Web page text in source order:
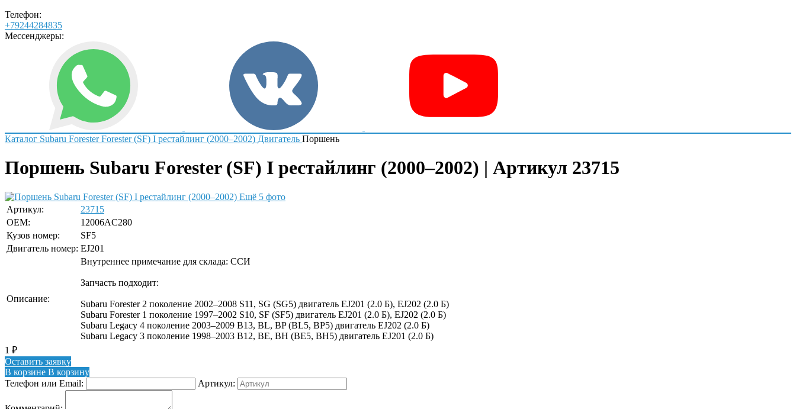
Телефон:
+79244284835
Мессенджеры:
Каталог Subaru Forester Forester (SF) I рестайлинг (2000–2002) Двигатель Поршень
Поршень Subaru Forester (SF) I рестайлинг (2000–2002) | Артикул 23715
Ещё 5 фото
Артикул:
23715
OEM:
12006AC280
Кузов номер:
SF5
Двигатель номер: EJ201
Описание:
Внутреннее примечание для склада: ССИ
Запчасть подходит:
Subaru Forester 2 поколение 2002–2008 S11, SG (SG5) двигатель EJ201 (2.0 Б), EJ202 (2.0 Б)
Subaru Forester 1 поколение 1997–2002 S10, SF (SF5) двигатель EJ201 (2.0 Б), EJ202 (2.0 Б)
Subaru Legacy 4 поколение 2003–2009 B13, BL, BP (BL5, BP5) двигатель EJ202 (2.0 Б)
Subaru Legacy 3 поколение 1998–2003 B12, BE, BH (BE5, BH5) двигатель EJ201 (2.0 Б)
1 ₽
Оставить заявку
В корзине В корзину
Телефон или Email:
Артикул: